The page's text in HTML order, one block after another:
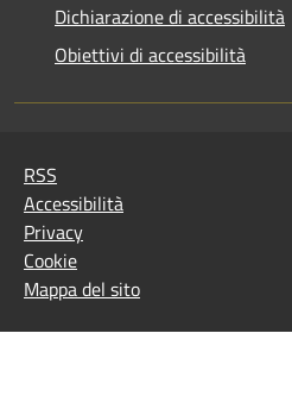
Dichiarazione di accessibilità
Obiettivi di accessibilità
RSS
Accessibilità
Privacy
Cookie
Mappa del sito